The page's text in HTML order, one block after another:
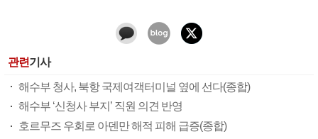
관련기사
해수부 청사, 북항 국제여객터미널 옆에 선다(종합)
해수부 ‘신청사 부지’ 직원 의견 반영
호르무즈 우회로 아덴만 해적 피해 급증(종합)